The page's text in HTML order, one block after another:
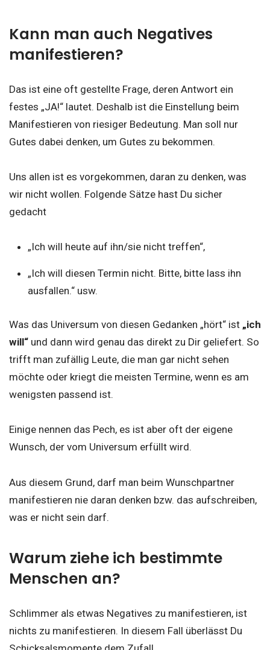
Kann man auch Negatives
manifestieren?
Das ist eine oft gestellte Frage, deren Antwort ein
festes „JA!“ lautet. Deshalb ist die Einstellung beim
Manifestieren von riesiger Bedeutung. Man soll nur
Gutes dabei denken, um Gutes zu bekommen.
Uns allen ist es vorgekommen, daran zu denken, was
wir nicht wollen. Folgende Sätze hast Du sicher
gedacht
„Ich will heute auf ihn/sie nicht treffen“,
„Ich will diesen Termin nicht. Bitte, bitte lass ihn
ausfallen.“ usw.
Was das Universum von diesen Gedanken „hört“ ist „ich
will“ und dann wird genau das direkt zu Dir geliefert. So
trifft man zufällig Leute, die man gar nicht sehen
möchte oder kriegt die meisten Termine, wenn es am
wenigsten passend ist.
Einige nennen das Pech, es ist aber oft der eigene
Wunsch, der vom Universum erfüllt wird.
Aus diesem Grund, darf man beim Wunschpartner
manifestieren nie daran denken bzw. das aufschreiben,
was er nicht sein darf.
Warum ziehe ich bestimmte
Menschen an?
Schlimmer als etwas Negatives zu manifestieren, ist
nichts zu manifestieren. In diesem Fall überlässt Du